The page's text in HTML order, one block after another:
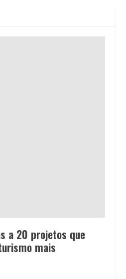
a 20 projetos que
mais